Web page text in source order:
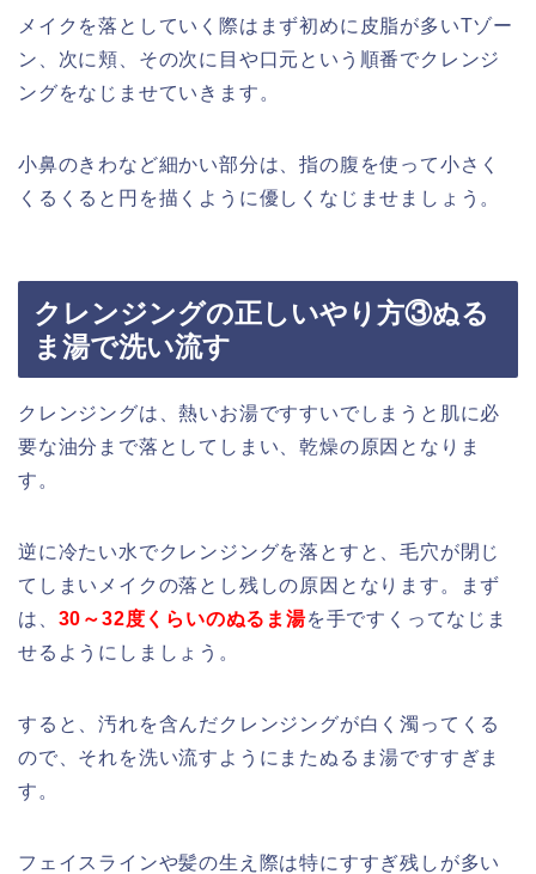
メイクを落としていく際はまず初めに皮脂が多いTゾー
ン、次に頬、その次に目や口元という順番でクレンジ
ングをなじませていきます。
小鼻のきわなど細かい部分は、指の腹を使って小さく
くるくると円を描くように優しくなじませましょう。
クレンジングの正しいやり方③ぬる
ま湯で洗い流す
クレンジングは、熱いお湯ですすいでしまうと肌に必
要な油分まで落としてしまい、乾燥の原因となりま
す。
逆に冷たい水でクレンジングを落とすと、毛穴が閉じ
てしまいメイクの落とし残しの原因となります。まず
は、 30～32度くらいのぬるま湯を手ですくってなじま
せるようにしましょう。
すると、汚れを含んだクレンジングが白く濁ってくる
ので、それを洗い流すようにまたぬるま湯ですすぎま
す。
フェイスラインや髪の生え際は特にすすぎ残しが多い